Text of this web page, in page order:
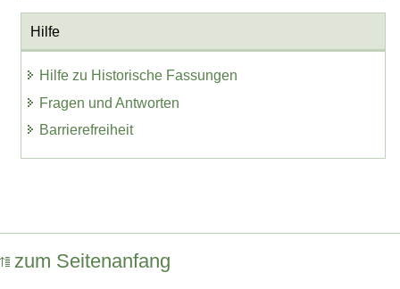
Hilfe
Hilfe zu Historische Fassungen
Fragen und Antworten
Barrierefreiheit
zum Seitenanfang